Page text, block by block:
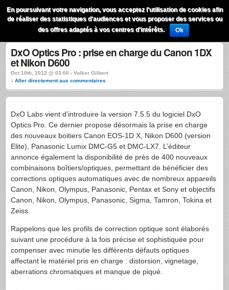
QuestionsPhoto Menu
DxO Optics Pro : prise en charge du Canon 1DX
et Nikon D600
Oct 10th, 2012 @ 03:00 › Volker Gilbert
↓ Aller directement aux commentaires
DxO Labs vient d’introduire la version 7.5.5 du logiciel DxO
Optics Pro. Ce dernier propose désormais la prise en charge
des nouveaux boitiers Canon EOS-1D X, Nikon D600 (version
Elite), Panasonic Lumix DMC-G5 et DMC-LX7. L’éditeur
annonce également la disponibilité de près de 400 nouveaux
combinaisons boîtiers/optiques, permettant de bénéficier des
corrections optiques automatiques avec de nombreux appareils
Canon, Nikon, Olympus, Panasonic, Pentax et Sony et objectifs
Canon, Nikon, Olympus, Panasonic, Sigma, Tamron, Tokina et
Zeiss.
Rappelons que les profils de correction optique sont élaborés
suivant une procédure à la fois précise et sophistiquée pour
compenser avec minutie les différents défauts optiques
affectant le matériel pris en charge : distorsion, vignetage,
aberrations chromatiques et manque de piqué.
En poursuivant votre navigation, vous acceptez l'utilisation de cookies afin
de réaliser des statistiques d'audiences et vous proposer des services ou
des offres adaptés à vos centres d'intérêts.
Ok